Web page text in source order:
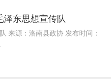
泽东思想宣传队
来源：洛南县政协 发布时间：